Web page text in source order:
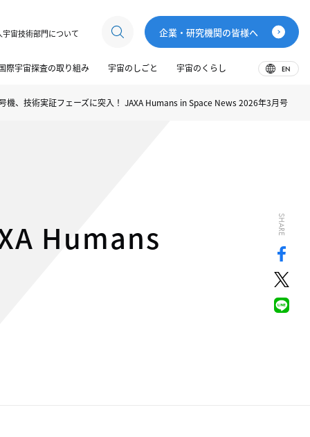
宇宙技術部門について 企業・研究機関の皆様へ
際宇宙探査の取り組み 宇宙のしごと 宇宙のくらし EN
機、技術実証フェーズに突入！ JAXA Humans in Space News 2026年3月号
Humans SHARE